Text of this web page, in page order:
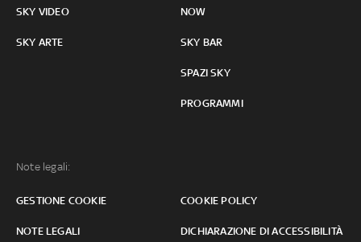
SKY VIDEO
SKY ARTE
NOW
SKY BAR
SPAZI SKY
PROGRAMMI
Note legali:
GESTIONE COOKIE COOKIE POLICY
NOTE LEGALI DICHIARAZIONE DI ACCESSIBILITÀ